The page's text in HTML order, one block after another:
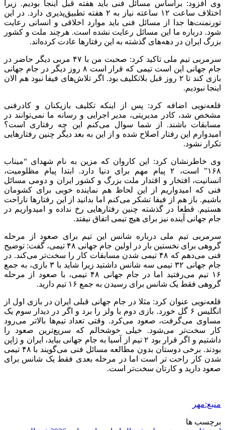
وی افزود: براساس مسائل فنی باید هفته قبل اینجا بودیم. زیرا
اختلاف ساعت ۱۲ ساعته نیاز به ۲ هفته تطبیق‌پذیری دارد. در این
تورنمنت‌ها جدا از مسائل فنی باید موارد اخلاقی و انسانی رعایت
شود. درباره ما این مسائل رعایت نشده است. هرچند ملت و کشور
بزرگ ایران در دهه‌های گذشته به این رفتارها عادت کرده‌اند.
سرمربی تیم ملی تاکید کرد: صحبت من با ۴۷ مربی دیگر حاضر در
جام جهانی این است تیمی که قرار است ۸ روز دیگر در جام جهانی
بازی کند تا ۲ روز قبل بلاتکلیف بود. اگر تلاش‌های فیفا نبود هم الان
اینجا نبودیم.
قلعه‌نویی اضافه کرد: پس از اینکه تکلیف بازیکنان و کادرفنی
مشخص شد، کادر مدیریتی، مدیر اجرایی و رسانه ما نمی‌توانند در
مسابقات باشند. از شما سوال می‌کنم این چه رفتاری است؟
امیدوارم این رفتار اصلاح شده و از این به بعد دیگر چنین رفتارهایی
تکرار نشود.
وی خاطرنشان کرد: این کاروان که مزین به نام شهدای “میناب
۱۶۸” است، ۲ پیام مهم برای دنیا دارد. ابتدا پیام مظلومیت،
انسانیت، افتخار و اقتدار ملت بزرگ و کشور ایران و دومی مسائل
فنی که امیدواریم از این لحاظ هم نماینده خوبی برای کشومان
باشیم. باز هم از فیفا تشکر می‌کنم اما بدانید از این رفتارها ناراحت
هستیم. قطعا در گذشته چنین رفتارهایی رخ نداده و امیدواریم در
جام جهانی آینده نیز برای هیچ تیمی اتفاق نیفتد.
سرمربی تیم ملی درباره شانس این تیم برای صعود از مرحله
گروهی برای نخستین بار در اولین جام جهانی ۴۸ تیمی، گفت: توضیح
فنی می‌دهم که ۴۸ تیمی شدن مسابقات کار را سخت‌تر می‌کند. در
جام جهانی ۳۲ تیمی سه شانس داشتید زیرا شاید با ۳ بازی، به جمع
۱۶ تیم می‌رفتید اما در جام جهانی ۴۸ تیمی، با صعود از مرحله
گروهی فقط یک شانس برای رسیدن به جمع ۱۶ تیم دارید.
قلعه‌نویی عنوان کرد: مثلا در جام جهانی قبلی ایران در بازی اول از
انگلیس ۶ گل خورد. بازی دوم با ولز را برد و اگر در دیدار سوم یک
مساوی می‌گرفت، صعود می‌کرد. وقتی تعداد تیم‌ها بالاتر می‌رود
کار سخت‌تر می‌شود. خیلی خوشحالم که سریع‌ترین صعود را
داشتیم و اگر قرار بود ۲ تیم از آسیا به جام جهانی بیاید، ایران و ژاپن
بودند. برخی دوستان بدون مطالعه مسائل فنی می‌گویند با ۴۸ تیمی
شدن کار راحت تر است اما در مرحله بعدی فقط یک شانس برای
صعود دارید و کارتان سخت‌تر است.
منبع:مهر
برچسب ها